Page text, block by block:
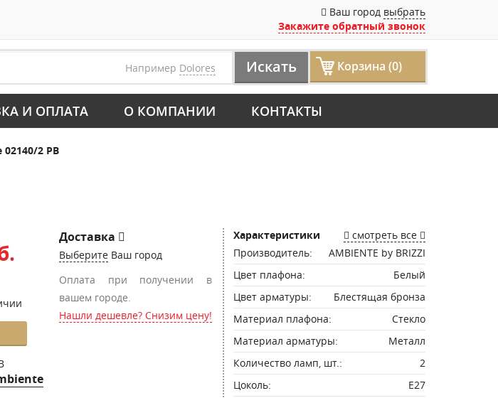
Ваш город выбрать
Закажите обратный звонок
Например Dolores Искать Корзина (0)
И ОПЛАТА О КОМПАНИИ КОНТАКТЫ
02140/2 PB
Доставка
Выберите Ваш город
Оплата при получении в
вашем городе.
Нашли дешевле? Снизим цену!
Характеристики
смотреть все
Производитель:
AMBIENTE by BRIZZI
Цвет плафона:
Белый
Цвет арматуры:
Блестящая бронза
Материал плафона:
Стекло
Материал арматуры:
Металл
Количество ламп, шт.:
2
Цоколь:
E27